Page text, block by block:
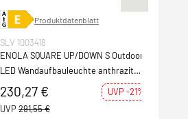
Produktdatenblatt
SLV 1003418
ENOLA SQUARE UP/DOWN S Outdoor
LED Wandaufbauleuchte anthrazit
CCT 3000/4000K
230,27 €
UVP -21%
UVP 291,55 €